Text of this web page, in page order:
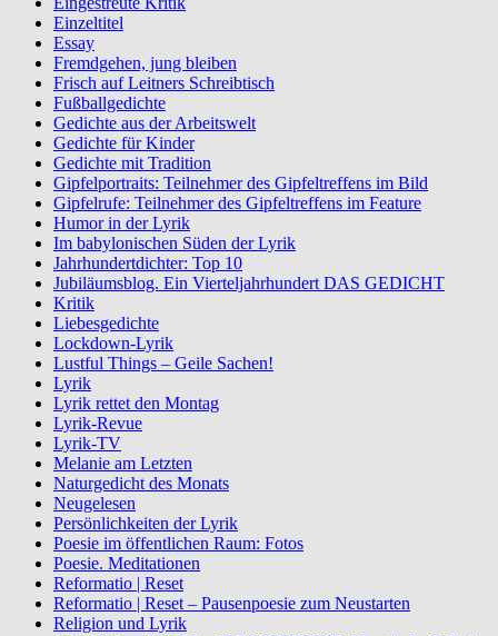
Einzeltitel
Essay
Fremdgehen, jung bleiben
Frisch auf Leitners Schreibtisch
Fußballgedichte
Gedichte aus der Arbeitswelt
Gedichte für Kinder
Gedichte mit Tradition
Gipfelportraits: Teilnehmer des Gipfeltreffens im Bild
Gipfelrufe: Teilnehmer des Gipfeltreffens im Feature
Humor in der Lyrik
Im babylonischen Süden der Lyrik
Jahrhundertdichter: Top 10
Jubiläumsblog. Ein Vierteljahrhundert DAS GEDICHT
Kritik
Liebesgedichte
Lockdown-Lyrik
Lustful Things – Geile Sachen!
Lyrik
Lyrik rettet den Montag
Lyrik-Revue
Lyrik-TV
Melanie am Letzten
Naturgedicht des Monats
Neugelesen
Persönlichkeiten der Lyrik
Poesie im öffentlichen Raum: Fotos
Poesie. Meditationen
Reformatio | Reset
Reformatio | Reset – Pausenpoesie zum Neustarten
Religion und Lyrik